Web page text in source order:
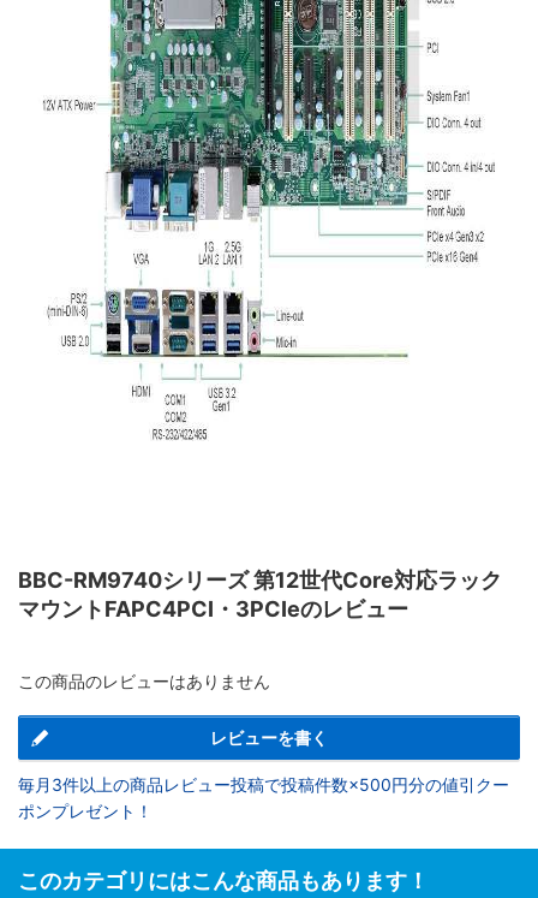
BBC-RM9740シリーズ 第12世代Core対応ラック
マウントFAPC4PCI・3PCIeのレビュー
この商品のレビューはありません
レビューを書く
毎月3件以上の商品レビュー投稿で投稿件数×500円分の値引クー
ポンプレゼント！
このカテゴリにはこんな商品もあります！